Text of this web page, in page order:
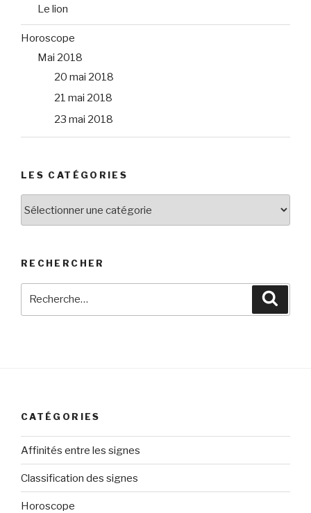
Le lion
Horoscope
Mai 2018
20 mai 2018
21 mai 2018
23 mai 2018
LES CATÉGORIES
RECHERCHER
CATÉGORIES
Affinités entre les signes
Classification des signes
Horoscope